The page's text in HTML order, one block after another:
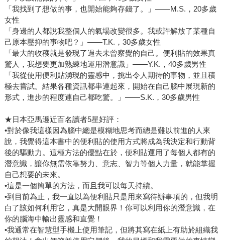
「我找到了想做的事，也開始能夠存錢了。」——M.S.，20多歲
女性
「身邊的人都說我整個人的氣場改變很多。我或許解放了某種自
己原本壓抑的事物吧？」——T.K.，30多歲女性
「最大的收穫就是發現了過去未曾察覺的自己。便利貼的效果真
驚人，我想要更加熟練地運用潛意識」——Y.K.，40多歲男性
「我從使用便利貼湧現的靈感中，挑出令人期待的事物，並且積
極去嘗試。結果各種資訊都串連起來，開始在自己腦中展現新的
形式，進步的程度連自己都吃驚。」——S.K.，30多歲男性
★日本亞馬遜近百名讀者5星好評：
•對於像我這樣因為腦中總是模糊地思考而總是難以前進的人來
說，我覺得這本書中的便利貼的使用方式將成為我決定和行動背
後的驅動力。這種方法的優點在於，便利貼運用了每個人都有的
潛意識，讓你無需依靠努力、意志、智力等個人力量，就能掌握
自己想要的未來。
•這是一個簡單的方法，而且我可以每天持續。
•到目前為止，我一直以為便利貼只是用來寫待辦事項的，但我明
白了該如何利用它，真是大開眼界！你可以利用你的潛意識，在
你的腦海中輸出靈感和直覺！
•我通常在智慧型手機上使用筆記，但將其寫在紙上有助於組織我